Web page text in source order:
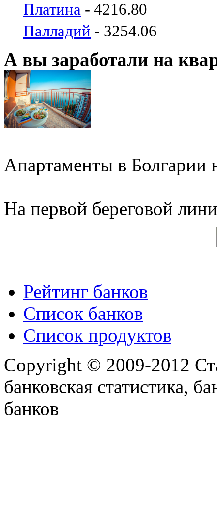
Платина - 4216.80
Палладий - 3254.06
А вы заработали на
Апартаменты в Болгарии
На первой береговой
Рейтинг банков
Список банков
Список продуктов
Copyright © 2009-2012
банковская статистика,
банков